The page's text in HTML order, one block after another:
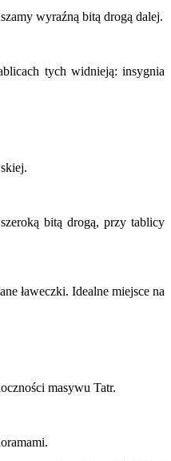
wyraźną bitą drogą dalej.
tych widnieją: insygnia
bitą drogą, przy tablicy
ławeczki. Idealne miejsce na
masywu Tatr.